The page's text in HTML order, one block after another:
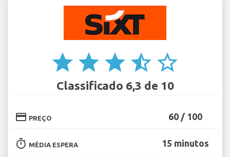
star star star star_half star_border
Classificado 6,3 de 10
credit_card PREÇO 60 / 100
timer MÉDIA ESPERA 15 minutos